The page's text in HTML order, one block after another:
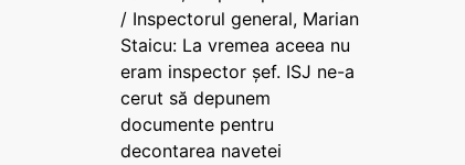
/ Inspectorul general, Marian
Staicu: La vremea aceea nu
eram inspector șef. ISJ ne-a
cerut să depunem
documente pentru
decontarea navetei